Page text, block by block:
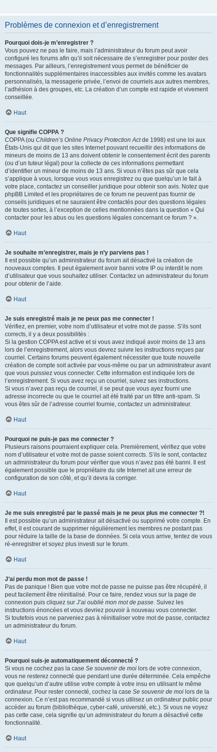
Problèmes de connexion et d’enregistrement
Pourquoi dois-je m’enregistrer ?
Vous pouvez ne pas le faire, mais l’administrateur du forum peut avoir
configuré les forums afin qu’il soit nécessaire de s’enregistrer pour poster des
messages. Par ailleurs, l’enregistrement vous permet de bénéficier de
fonctionnalités supplémentaires inaccessibles aux invités comme les avatars
personnalisés, la messagerie privée, l’envoi de courriels aux autres membres,
l’adhésion à des groupes, etc. La création d’un compte est rapide et vivement
conseillée.
Haut
Que signifie COPPA ?
COPPA (ou Children’s Online Privacy Protection Actde 1998) est une loi aux
États-Unis qui dit que les sites Internet pouvant recueillir des informations de
mineurs de moins de 13 ans doivent obtenir le consentement écrit des parents
(ou d’un tuteur légal) pour la collecte de ces informations permettant
d’identifier un mineur de moins de 13 ans. Si vous n’êtes pas sûr que cela
s’applique à vous, lorsque vous vous enregistrez ou que quelqu’un le fait à
votre place, contactez un conseiller juridique pour obtenir son avis. Notez que
phpBB Limited et les propriétaires de ce forum ne peuvent pas fournir de
conseils juridiques et ne sauraient être contactés pour des questions légales
de toutes sortes, à l’exception de celles mentionnées dans la question « Qui
contacter pour les abus ou les questions légales concernant ce forum ? ».
Haut
Je souhaite m’enregistrer, mais je n’y parviens pas !
Il est possible qu’un administrateur du forum ait désactivé la création de
nouveaux comptes. Il peut également avoir banni votre IP ou interdit le nom
d’utilisateur que vous souhaitez utiliser. Contactez un administrateur du forum
pour obtenir de l’aide.
Haut
Je suis enregistré mais je ne peux pas me connecter !
Vérifiez, en premier, votre nom d’utilisateur et votre mot de passe. S’ils sont
corrects, il y a deux possibilités :
Si la gestion COPPA est active et si vous avez indiqué avoir moins de 13 ans
lors de l’enregistrement, alors vous devrez suivre les instructions reçues par
courriel. Certains forums peuvent également nécessiter que toute nouvelle
création de compte soit activée par vous-même ou par un administrateur avant
que vous puissiez vous connecter. Cette information est indiquée lors de
l’enregistrement. Si vous avez reçu un courriel, suivez ses instructions.
Si vous n’avez pas reçu de courriel, il se peut que vous ayez fourni une
adresse incorrecte ou que le courriel ait été traité par un filtre anti-spam. Si
vous êtes sûr de l’adresse courriel fournie, contactez un administrateur.
Haut
Pourquoi ne puis-je pas me connecter ?
Plusieurs raisons pourraient expliquer cela. Premièrement, vérifiez que votre
nom d’utilisateur et votre mot de passe soient corrects. S’ils le sont, contactez
un administrateur du forum pour vérifier que vous n’avez pas été banni. Il est
également possible que le propriétaire du site Internet ait une erreur de
configuration de son côté, et qu’il devra la corriger.
Haut
Je me suis enregistré par le passé mais je ne peux plus me connecter ?!
Il est possible qu’un administrateur ait désactivé ou supprimé votre compte. En
effet, il est courant de supprimer régulièrement les membres ne postant pas
pour réduire la taille de la base de données. Si cela vous arrive, tentez de vous
ré-enregistrer et soyez plus investi sur le forum.
Haut
J’ai perdu mon mot de passe !
Pas de panique ! Bien que votre mot de passe ne puisse pas être récupéré, il
peut facilement être réinitialisé. Pour ce faire, rendez vous sur la page de
connexion puis cliquez sur J’ai oublié mon mot de passe. Suivez les
instructions énoncées et vous devriez pouvoir à nouveau vous connecter.
Si toutefois vous ne parveniez pas à réinitialiser votre mot de passe, contactez
un administrateur du forum.
Haut
Pourquoi suis-je automatiquement déconnecté ?
Si vous ne cochez pas la case Se souvenir de moi lors de votre connexion,
vous ne resterez connecté que pendant une durée déterminée. Cela empêche
que quelqu’un d’autre utilise votre compte à votre insu en utilisant le même
ordinateur. Pour rester connecté, cochez la case Se souvenir de moi lors de la
connexion. Ce n’est pas recommandé si vous utilisez un ordinateur public pour
accéder au forum (bibliothèque, cyber-café, université, etc.). Si vous ne voyez
pas cette case, cela signifie qu’un administrateur du forum a désactivé cette
fonctionnalité.
Haut